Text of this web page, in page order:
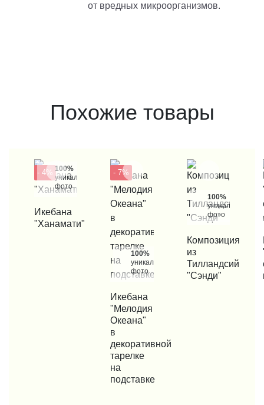
от вредных микроорганизмов.
Похожие товары
- 4% 100%
уникальные
фото
КУПИТЬ В 1 КЛИК
Икебана
"Ханамати"
- 7%
100%
уникальные
фото
КУПИТЬ В 1 КЛИК
Икебана
"Мелодия
Океана"
в
декоративной
тарелке
на
подставке
100%
уникальные
фото
КУПИТЬ В 1 КЛИК
Композиция
из
Тилландсий
"Сэнди"